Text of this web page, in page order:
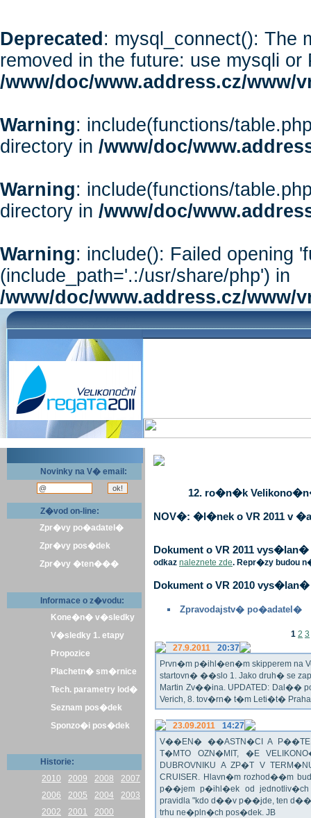
Deprecated : mysql_connect(): The
removed in the future: use mysqli or
/www/doc/www.address.cz/www/
Warning: include(functions/
directory in /www/doc/
Warning: include(functions/
directory in /www/doc/
Warning: include(): Failed opening
(include_path='.:/usr/share/php') in
/www/doc/www.address.cz/www/
Novinky na V� email:
Z�vod on-line:
Zpr�vy po�adatel�
Zpr�vy pos�dek
Zpr�vy �ten���
Informace o z�vodu:
Kone�n� v�sledky
V�sledky 1. etapy
Propozice
Plachetn� sm�rnice
Tech. parametry lod�
Seznam pos�dek
Sponzo�i pos�dek
Historie:
2010
2009 2008
2007
2006
2005 2004
2003
2002
2001 2000
12. ro�n�k
NOV�: �l�nek o VR 2011 v
Dokument o VR 2011
odkaz naleznete zde. Repr�zy budou
Dokument o VR 2010
Zpravodajstv� po�adatel�
1 2 3
27.9.2011
20:37
Prvn�m p�ihl�en�m skipperem na
startovn� ��slo 1. Jako druh� se
Martin Zv��ina. UPDATED: Dal��
Verich, 8. tov�rn� t�m Leti�t� Praha
23.09.2011
14:27
V��EN� ��ASTN�CI A
T�MTO OZN�MIT, �E
DUBROVNIKU A ZP�T V
CRUISER. Hlavn�m rozhod��m
p��jem p�ihl�ek od
pravidla "kdo d��v p��jde, ten
trhu ne�pln�ch pos�dek. JB